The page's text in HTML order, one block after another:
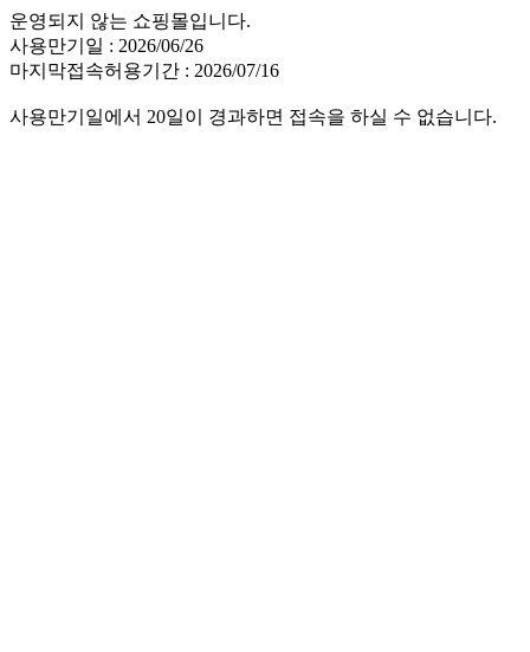
운영되지 않는 쇼핑몰입니다.
사용만기일 : 2026/06/26
마지막접속허용기간 : 2026/07/16
사용만기일에서 20일이 경과하면 접속을 하실 수 없습니다.